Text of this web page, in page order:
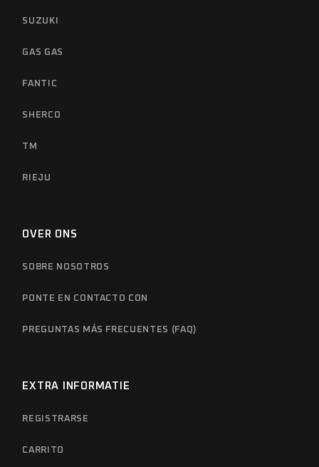
SUZUKI
GAS GAS
FANTIC
SHERCO
TM
RIEJU
OVER ONS
SOBRE NOSOTROS
PONTE EN CONTACTO CON
PREGUNTAS MÁS FRECUENTES (FAQ)
EXTRA INFORMATIE
REGISTRARSE
CARRITO